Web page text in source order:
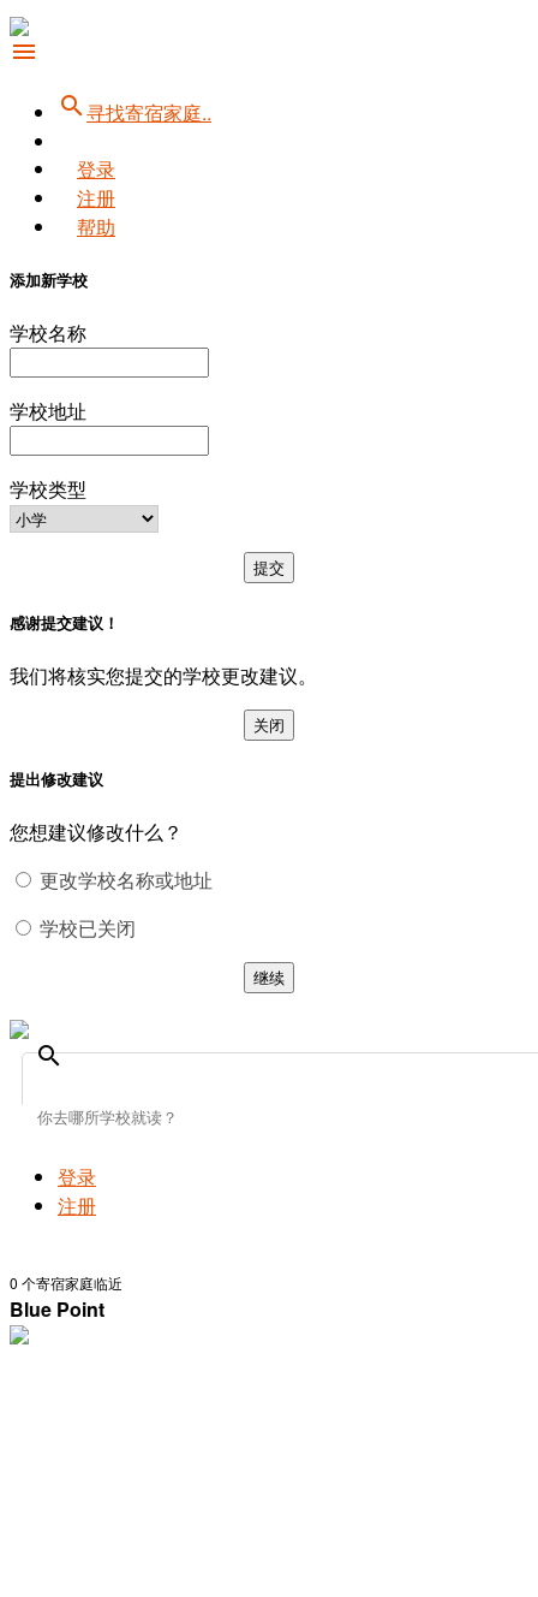
menu
search寻找寄宿家庭..
登录
注册
帮助
添加新学校
学校名称
学校地址
学校类型
提交
感谢提交建议！
我们将核实您提交的学校更改建议。
关闭
提出修改建议
您想建议修改什么？
更改学校名称或地址
学校已关闭
继续
search
登录
注册
0 个寄宿家庭临近
Blue Point